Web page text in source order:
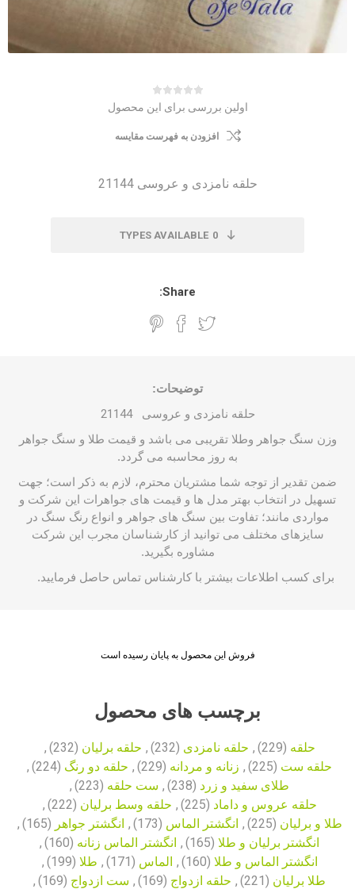
اولین بررسی برای این محصول
افزودن به فهرست مقایسه
حلقه نامزدی و عروسی 21144
0
TYPES AVAILABLE
Share:
توضیحات:
حلقه نامزدی و عروسی 21144
وزن سنگ جواهر وطلا تقریبی می باشد و قیمت طلا و سنگ جواهر
به روز محاسبه می گردد.
ضمن تقدیر از توجه شما مشتریان محترم، لازم به ذکر است؛ جهت
تسهیل در انتخاب بهتر مدل ها و قیمت های جواهرات این شرکت و
مواردی مانند؛ تفاوت بین سنگ های جواهر و انواع رنگ سنگ در
سایزهای مختلف می توانید از کارشناسان مجرب این شرکت
مشاوره بگیرید.
برای کسب اطلاعات بیشتر باکارشناستماس حاصل فرمایید.
فروش این محصول به پایان رسیده است
برچسب های محصول
حلقه (229)
, حلقه نامزدی (232)
, حلقه برلیان (232)
,
حلقه ست (225)
, زنانه و مردانه (229)
, حلقه دو رنگ (224)
,
طلای سفید و زرد (238)
, ست حلقه (223)
,
حلقه عروس و داماد (225)
, حلقه وسط برلیان (222)
,
طلا و برلیان (225)
, انگشتر الماس (173)
, انگشتر جواهر (165)
,
انگشتر برلیان و طلا (165)
, انگشتر الماس زنانه (160)
,
انگشتر الماس و طلا (160)
, الماس (171)
, طلا (199)
,
طلا برلیان (221)
, حلقه ازدواج (169)
, ست ازدواج (169)
,